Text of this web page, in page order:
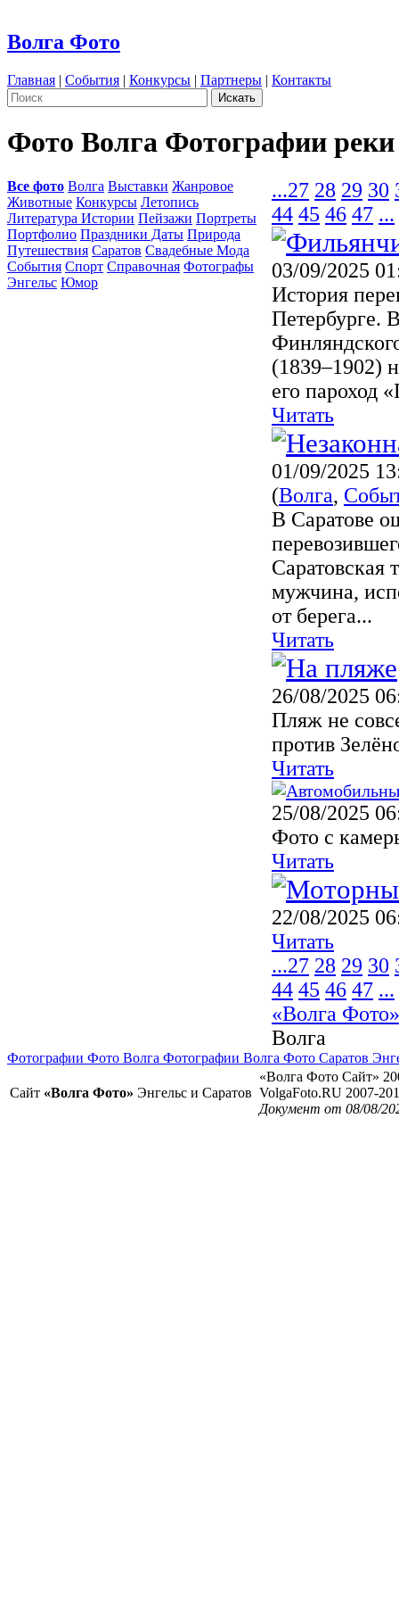
Волга Фото
Главная | События | Конкурсы | Партнеры | Контакты
Фото Волга Фотографии реки
Все фото Волга Выставки Жанровое
Животные Конкурсы Летопись
Литература Истории Пейзажи Портреты
Портфолио Праздники Даты Природа
Путешествия Саратов Свадебные Мода
События Спорт Справочная Фотографы
Энгельс Юмор
...27 28 29 30
44 45 46 47 ...
03/09/2025
История
Петербурге.
(1839–1902)
его пароход
Читать
01/09/2025
(Волга,
В Саратове
Саратовская
мужчина,
от берега...
Читать
26/08/2025
Пляж не
против
Читать
25/08/2025
Фото с
Читать
22/08/2025
Читать
...27 28 29 30
44 45 46 47 ...
«Волга
Волга
Фотографии Фото Волга Фотографии Волга Фото Саратов
Сайт «Волга Фото» Энгельс и Саратов
«Волга Фото Сайт»
VolgaFoto.RU 2007-
Документ от 08/08/